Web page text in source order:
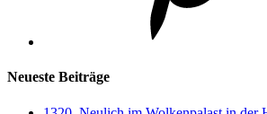
Neueste Beiträge